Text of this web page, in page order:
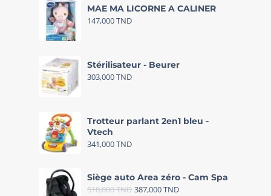
MAE MA LICORNE A CALINER
147,000TND
Stérilisateur - Beurer
303,000TND
Trotteur parlant 2en1 bleu -
Vtech
341,000TND
Siège auto Area zéro - Cam Spa
510,000TND 387,000TND